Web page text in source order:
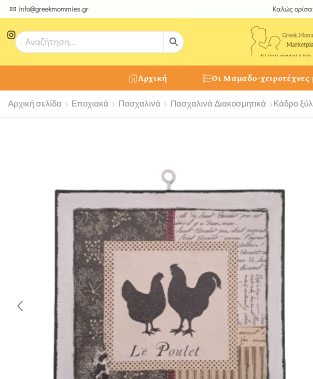
info@greekmommies.gr
μοναδικές δημιουργίες από τους Χειροτέχνες μας! Καλώς
Αρχική Οι Μαμαδο-χειροτέχνες
Αρχική σελίδα Εποχιακά Πασχαλινά Πασχαλινά Διακοσμητικά Κάδρο